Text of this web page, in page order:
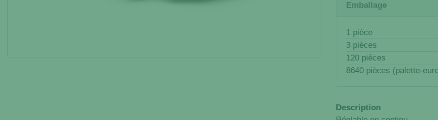
Emballage
1 pièce
3 pièces
120 pièces
8640 pièces (palette-
Description